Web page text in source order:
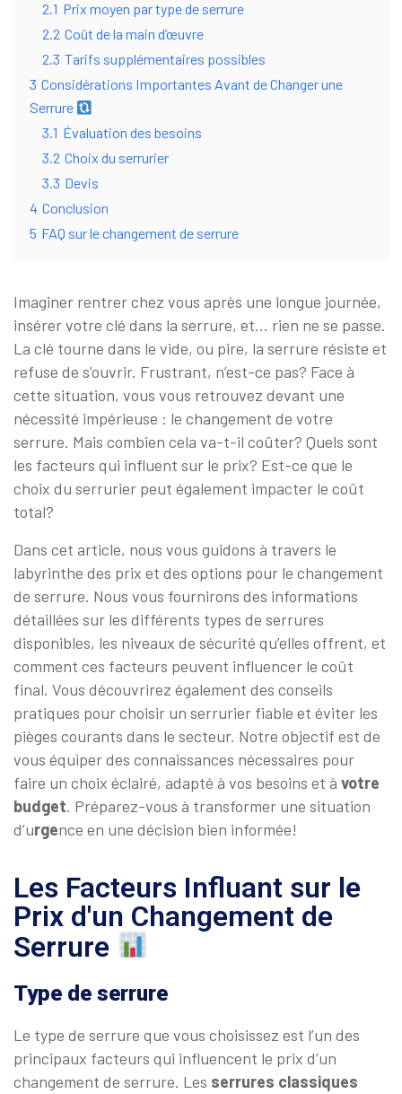
2.1 Prix moyen par type de serrure
2.2 Coût de la main d’œuvre
2.3 Tarifs supplémentaires possibles
3 Considérations Importantes Avant de Changer une
Serrure
3.1 Évaluation des besoins
3.2 Choix du serrurier
3.3 Devis
4 Conclusion
5 FAQ sur le changement de serrure
Imaginer rentrer chez vous après une longue journée,
insérer votre clé dans la serrure, et… rien ne se passe.
La clé tourne dans le vide, ou pire, la serrure résiste et
refuse de s’ouvrir. Frustrant, n’est-ce pas? Face à
cette situation, vous vous retrouvez devant une
nécessité impérieuse : le changement de votre
serrure. Mais combien cela va-t-il coûter? Quels sont
les facteurs qui influent sur le prix? Est-ce que le
choix du serrurier peut également impacter le coût
total?
Dans cet article, nous vous guidons à travers le
labyrinthe des prix et des options pour le changement
de serrure. Nous vous fournirons des informations
détaillées sur les différents types de serrures
disponibles, les niveaux de sécurité qu’elles offrent, et
comment ces facteurs peuvent influencer le coût
final. Vous découvrirez également des conseils
pratiques pour choisir un serrurier fiable et éviter les
pièges courants dans le secteur. Notre objectif est de
vous équiper des connaissances nécessaires pour
faire un choix éclairé, adapté à vos besoins et à votre
budget. Préparez-vous à transformer une situation
d’urgence en une décision bien informée!
Les Facteurs Influant sur le
Prix d'un Changement de
Serrure
Type de serrure
Le type de serrure que vous choisissez est l’un des
principaux facteurs qui influencent le prix d’un
changement de serrure. Les serrures classiques